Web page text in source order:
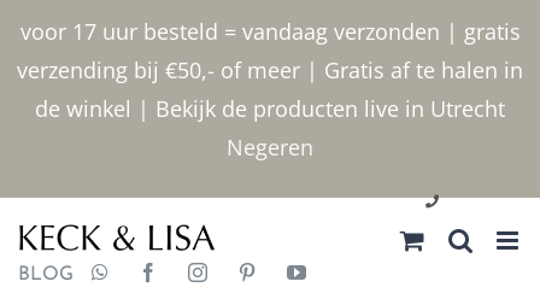
voor 17 uur besteld = vandaag verzonden | gratis
verzending bij €50,- of meer | Gratis af te halen in
de winkel | Bekijk de producten live in Utrecht
Negeren
inhoud
030 2400000
BLOG